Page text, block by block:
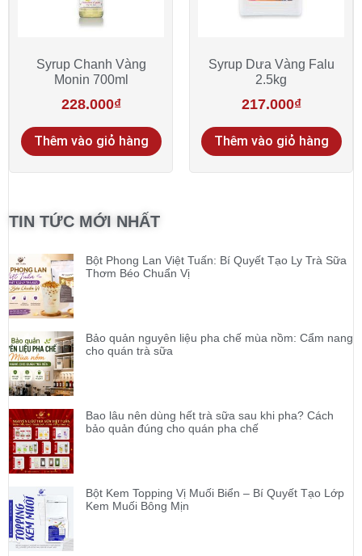
Syrup Chanh Vàng
Monin 700ml
228.000₫
Thêm vào giỏ hàng
Syrup Dưa Vàng Falu
2.5kg
217.000₫
Thêm vào giỏ hàng
TIN TỨC MỚI NHẤT
Bột Phong Lan Việt Tuấn: Bí Quyết Tạo Ly Trà Sữa
Thơm Béo Chuẩn Vị
Bảo quản nguyên liệu pha chế mùa nồm: Cẩm nang
cho quán trà sữa
Bao lâu nên dùng hết trà sữa sau khi pha? Cách
bảo quản đúng cho quán pha chế
Bột Kem Topping Vị Muối Biển – Bí Quyết Tạo Lớp
Kem Muối Bông Mịn